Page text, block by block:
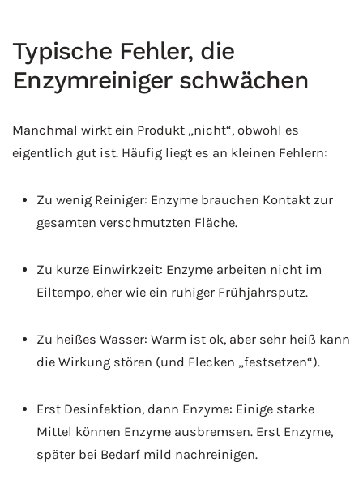
Typische Fehler, die
Enzymreiniger schwächen
Manchmal wirkt ein Produkt „nicht“, obwohl es
eigentlich gut ist. Häufig liegt es an kleinen Fehlern:
Zu wenig Reiniger: Enzyme brauchen Kontakt zur
gesamten verschmutzten Fläche.
Zu kurze Einwirkzeit: Enzyme arbeiten nicht im
Eiltempo, eher wie ein ruhiger Frühjahrsputz.
Zu heißes Wasser: Warm ist ok, aber sehr heiß kann
die Wirkung stören (und Flecken „festsetzen“).
Erst Desinfektion, dann Enzyme: Einige starke
Mittel können Enzyme ausbremsen. Erst Enzyme,
später bei Bedarf mild nachreinigen.